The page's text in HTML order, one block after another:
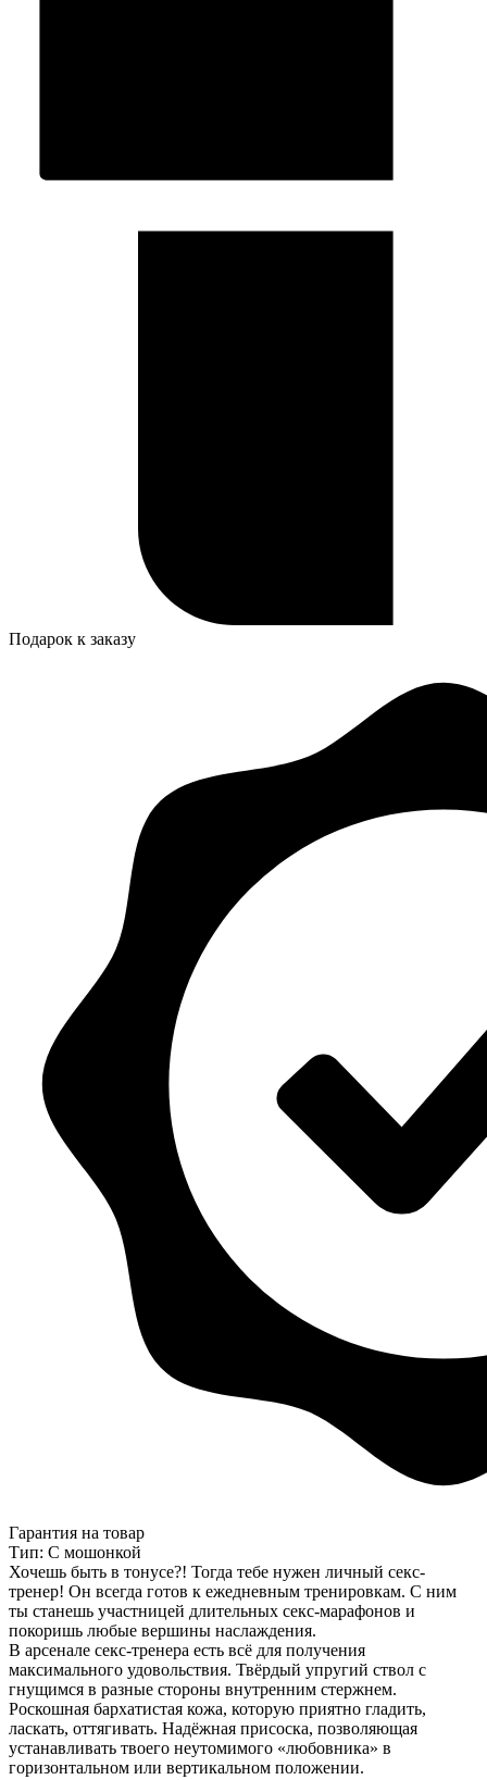
Подарок к заказу
Гарантия на товар
Тип: С мошонкой
Хочешь быть в тонусе?! Тогда тебе нужен личный секс-
тренер! Он всегда готов к ежедневным тренировкам. С ним
ты станешь участницей длительных секс-марафонов и
покоришь любые вершины наслаждения.
В арсенале секс-тренера есть всё для получения
максимального удовольствия. Твёрдый упругий ствол с
гнущимся в разные стороны внутренним стержнем.
Роскошная бархатистая кожа, которую приятно гладить,
ласкать, оттягивать. Надёжная присоска, позволяющая
устанавливать твоего неутомимого «любовника» в
горизонтальном или вертикальном положении.